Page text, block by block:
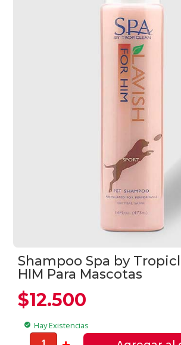
Shampoo Spa by
HIM Para Mascotas
$12.500
check_circle Hay Existencias
Shampoo